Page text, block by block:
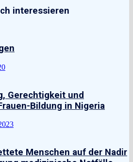
interessieren
Gerechtigkeit und
Bildung in Nigeria
Menschen auf der Nadir